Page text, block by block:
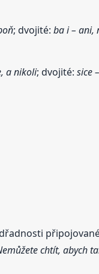
; dvojité: ba i – ani,
a nikoli; dvojité: sice
chtít, abych